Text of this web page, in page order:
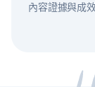
內容證據與成